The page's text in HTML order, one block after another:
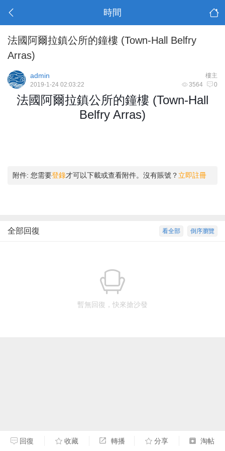
時間
法國阿爾拉鎮公所的鐘樓 (Town-Hall Belfry
Arras)
樓主
admin
3564 0
2019-1-24 02:03:22
法國阿爾拉鎮公所的鐘樓 (Town-Hall
Belfry Arras)
附件: 您需要登錄才可以下載或查看附件。沒有賬號？ 立即註冊
倒序瀏覽
看全部
全部回復
暫無回復，快來搶沙發
回復 收藏 轉播 分享 淘帖